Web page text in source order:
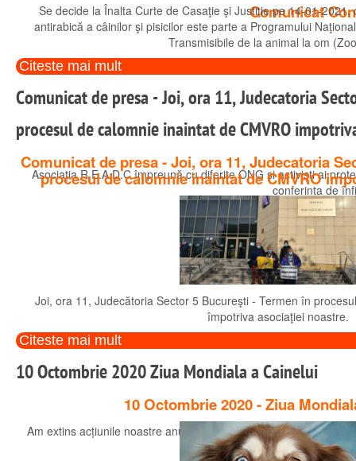
Comunicat
Asociația R.E.A.D.C.împreună cu diferite ONG și activiști ai
conferința de
Am extins acțiunile noastre anuale,începute în anul 2014, cu
Se decide la Înalta Curte de Casaţie şi Justiţie pe 14-01-
antirabică a câinilor şi pisicilor este parte a Programului
Transmisibile de la animal la om
Citeste mai mult
Comunicat de presa - Joi, ora 11, Judecatoria
procesul de calomnie inaintat de CMVRO
Comunicat de presa - Joi, ora 11, Judecatoria
procesul de calomnie inaintat de CMVRO
Joi, ora 11, Judecătoria Sector 5 Bucureşti - Termen în
împotriva asociaţiei noastre.
Citeste mai mult
10 Octombrie 2020 Ziua Mondiala a Cainelui
10 Octombrie 2020 - Ziua